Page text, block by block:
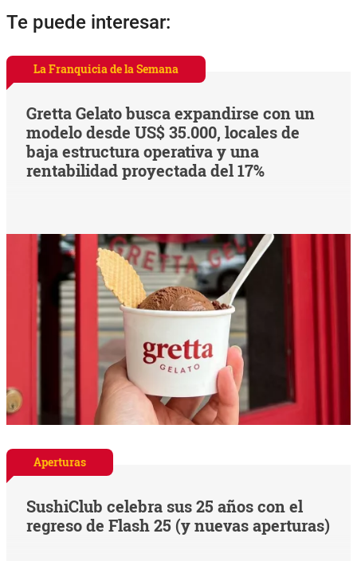
Te puede interesar:
La Franquicia de la Semana
Gretta Gelato busca expandirse con un
modelo desde US$ 35.000, locales de
baja estructura operativa y una
rentabilidad proyectada del 17%
Aperturas
SushiClub celebra sus 25 años con el
regreso de Flash 25 (y nuevas aperturas)